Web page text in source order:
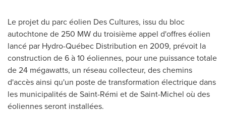
Le projet du parc éolien Des Cultures, issu du bloc
autochtone de 250 MW du troisième appel d'offres éolien
lancé par Hydro-Québec Distribution en 2009, prévoit la
construction de 6 à 10 éoliennes, pour une puissance totale
de 24 mégawatts, un réseau collecteur, des chemins
d'accès ainsi qu'un poste de transformation électrique dans
les municipalités de Saint-Rémi et deSaint-Michel où des
éoliennes seront installées.